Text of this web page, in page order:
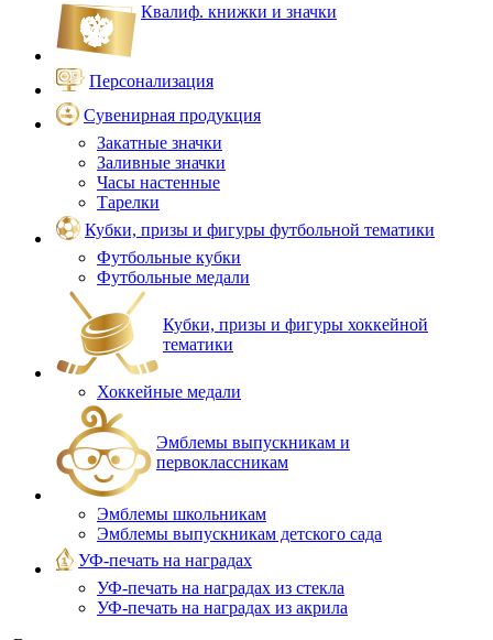
Квалиф. книжки и значки
Персонализация
Сувенирная продукция
Закатные значки
Заливные значки
Часы настенные
Тарелки
Кубки, призы и фигуры футбольной тематики
Футбольные кубки
Футбольные медали
Кубки, призы и фигуры хоккейной
тематики
Хоккейные медали
Эмблемы выпускникам и
первоклассникам
Эмблемы школьникам
Эмблемы выпускникам детского сада
УФ-печать на наградах
УФ‑печать на наградах из стекла
УФ-печать на наградах из акрила